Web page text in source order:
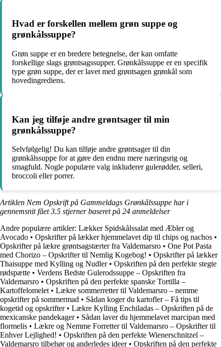
Hvad er forskellen mellem grøn suppe og
grønkålssuppe?
Grøn suppe er en bredere betegnelse, der kan omfatte
forskellige slags grøntsagssupper. Grønkålssuppe er en specifik
type grøn suppe, der er lavet med grøntsagen grønkål som
hovedingrediens.
Kan jeg tilføje andre grøntsager til min
grønkålssuppe?
Selvfølgelig! Du kan tilføje andre grøntsager til din
grønkålssuppe for at gøre den endnu mere næringsrig og
smagfuld. Nogle populære valg inkluderer gulerødder, selleri,
broccoli eller porrer.
Artiklen Nem Opskrift på Gammeldags Grønkålssuppe har i
gennemsnit fået3.5 stjerner baseret på 24 anmeldelser
Andre populære artikler: Lækker Spidskålssalat med Æbler og
Avocado • Opskrifter på lækker hjemmelavet dip til chips og nachos •
Opskrifter på lækre grøntsagstærter fra Valdemarsro • One Pot Pasta
med Chorizo – Opskrifter til Nemlig Kogebog! • Opskrifter på lækker
Thaisuppe med Kylling og Nudler• Opskriften på den perfekte stegte
rødspætte • Verdens Bedste Gulerodssuppe – Opskriften fra
Valdemarsro • Opskriften på den perfekte spanske Tortilla –
Kartoffelomelet • Lækre sommerretter til Valdemarsro – nemme
opskrifter på sommermad • Sådan koger du kartofler – Få tips til
kogetid og opskrifter• Lækre Kylling Enchiladas – Opskriften på de
mexicanske pandekager• Sådan laver du hjemmelavet marcipan med
flormelis • Lækre og Nemme Forretter til Valdemarsro – Opskrifter til
Enhver Lejlighed! • Opskriften på den perfekte Wienerschnitzel –
Valdemarsro tilbehør og anderledes ideer• Opskriften på den perfekte